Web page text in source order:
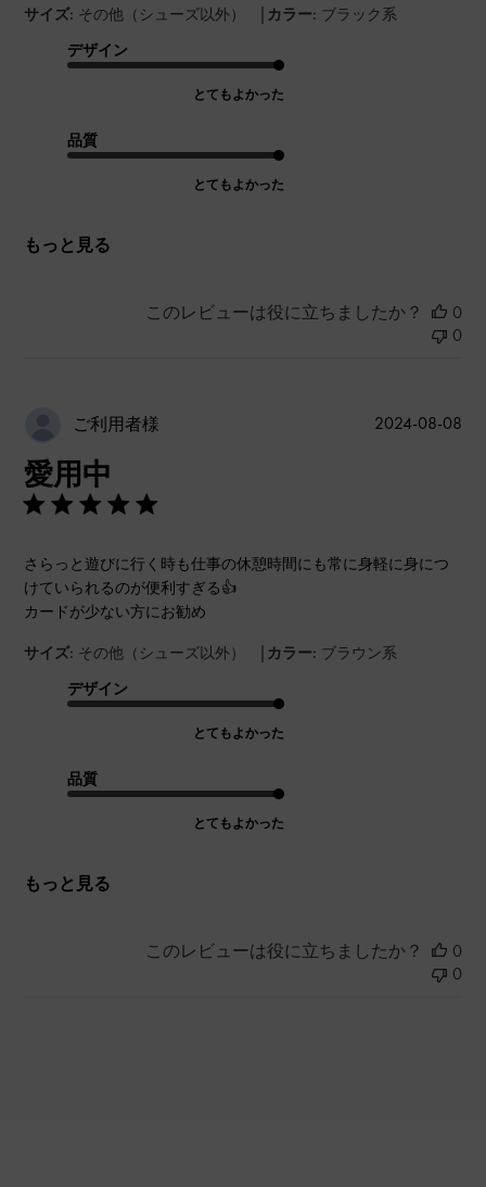
サイズ: その他（シューズ以外） | カラー: ブラック系
デザイン
とてもよかった
品質
とてもよかった
もっと見る
このレビューは役に立ちましたか？
0
0
ご利用者様
愛用中
さらっと遊びに行く時も仕事の休憩時間にも常に身軽に身につ
けていられるのが便利すぎる👍
カードが少ない方にお勧め
サイズ: その他（シューズ以外） | カラー: ブラウン系
デザイン
とてもよかった
品質
とてもよかった
もっと見る
公
2024-08-08
このレビューは役に立ちましたか？
0
0